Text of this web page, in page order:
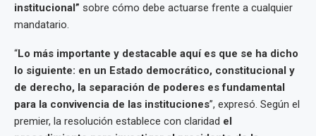
institucional” sobre cómo debe actuarse frente a cualquier
mandatario.
“Lo más importante y destacable aquí es que se ha dicho
lo siguiente: en un Estado democrático, constitucional y
de derecho, la separación de poderes es fundamental
para la convivencia de las instituciones”, expresó. Según el
premier, la resolución establece con claridad el